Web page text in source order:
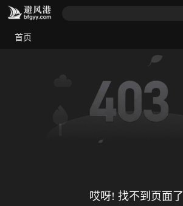
首页
哎呀! 找不到页面了